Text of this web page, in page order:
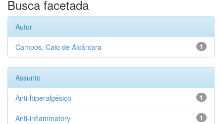
Busca facetada
Autor
1
Campos, Caio de Alcântara
Assunto
1
Anti-hiperalgésico
1
Anti-inflammatory